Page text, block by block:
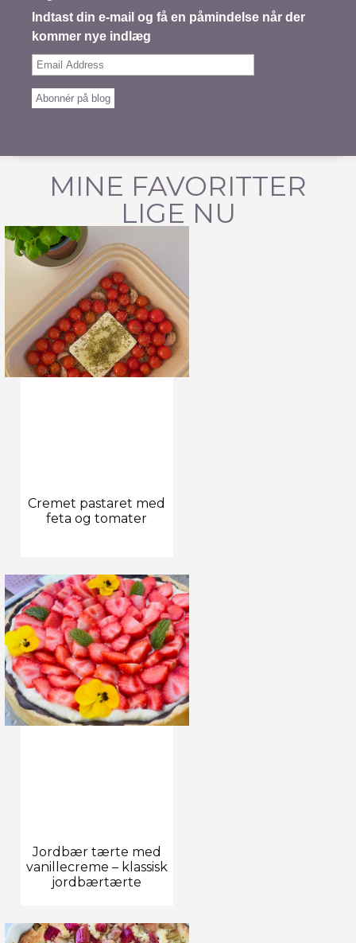
Indtast din e-mail og få en påmindelse når der
kommer nye indlæg
Email
Abonnér på blog
MINE FAVORITTER
LIGE NU
Cremet pastaret med
feta og tomater
Jordbær tærte med
vanillecreme – klassisk
jordbærtærte